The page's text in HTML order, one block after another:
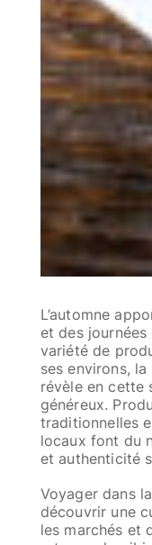
L’automne
et des journées
variété de
ses environs,
révèle en cette
généreux.
traditionnelles
locaux font du
et authenticité
Voyager dans
découvrir une
les marchés et